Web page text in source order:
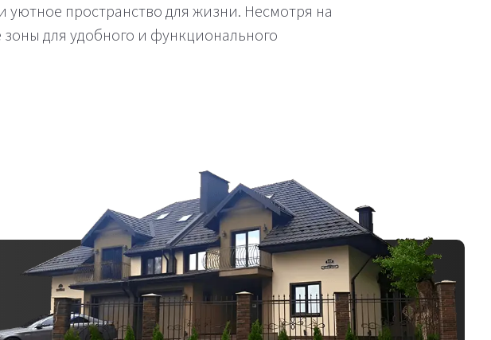
пространство для жизни. Несмотря на
для удобного и функционального